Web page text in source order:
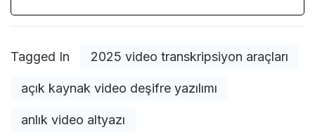
Tagged In 2025 video transkripsiyon araçları
açık kaynak video deşifre yazılımı
anlık video altyazı